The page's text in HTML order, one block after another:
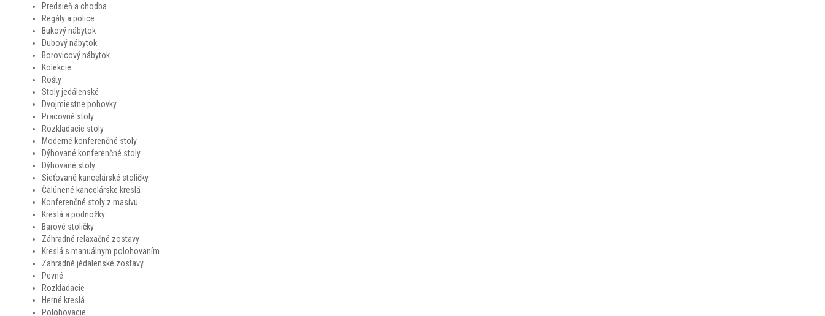
Predsieň a chodba
Regály a police
Bukový nábytok
Dubový nábytok
Borovicový nábytok
Kolekcie
Rošty
Stoly jedálenské
Dvojmiestne pohovky
Pracovné stoly
Rozkladacie stoly
Moderné konferenčné stoly
Dýhované konferenčné stoly
Dýhované stoly
Sieťované kancelárské stoličky
Čalúnené kancelárske kreslá
Konferenčné stoly z masívu
Kreslá a podnožky
Barové stoličky
Záhradné relaxačné zostavy
Kreslá s manuálnym polohovaním
Zahradné jédalenské zostavy
Pevné
Rozkladacie
Herné kreslá
Polohovacie